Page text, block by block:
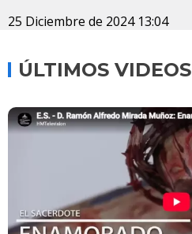
25 Diciembre de 2024 13:04
ÚLTIMOS VIDEOS